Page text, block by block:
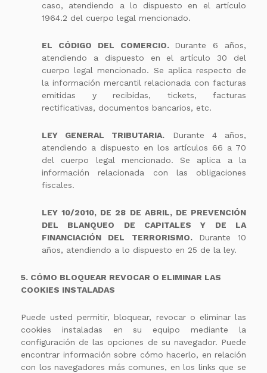
caso, atendiendo a lo dispuesto en el artículo
1964.2 del cuerpo legal mencionado.
EL CÓDIGO DEL COMERCIO.
Durante 6 años,
atendiendo a dispuesto en el artículo 30 del
cuerpo legal mencionado. Se aplica respecto de
la información mercantil relacionada con facturas
emitidas y recibidas, tickets, facturas
rectificativas, documentos bancarios, etc.
LEY GENERAL TRIBUTARIA. Durante 4 años,
atendiendo a dispuesto en los artículos 66 a 70
del cuerpo legal mencionado. Se aplica a la
información relacionada con las obligaciones
fiscales.
LEY 10/2010, DE 28 DE ABRIL, DE PREVENCIÓN
DEL BLANQUEO DE CAPITALES Y DE LA
FINANCIACIÓN DEL TERRORISMO. Durante 10
años, atendiendo a lo dispuesto en 25 de la ley.
5. CÓMO BLOQUEAR REVOCAR O ELIMINAR LAS
COOKIES INSTALADAS
Puede usted permitir, bloquear, revocar o eliminar las
cookies instaladas en su equipo mediante la
configuración de las opciones de su navegador. Puede
encontrar información sobre cómo hacerlo, en relación
con los navegadores más comunes, en los links que se